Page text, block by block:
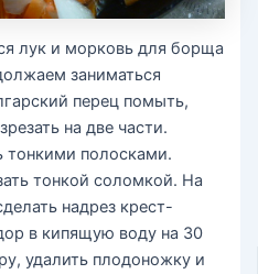
лук и морковь для борща
заниматься
перец помыть,
на две части.
тонкими полосками.
тонкой соломкой. На
надрез крест-
в кипящую воду на 30
удалить плодоножку и